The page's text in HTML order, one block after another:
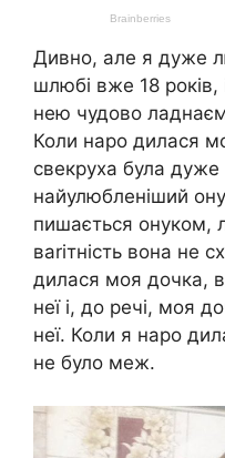
Дивно, але я дуже
шлюбі вже 18
нею чудово
Коли наро дилася
свекруха була дуже
найулюбленіший
пишається онуком,
ваrітність вона не
дилася моя дочка,
неї і, до речі, моя
неї. Коли я наро
не було меж.